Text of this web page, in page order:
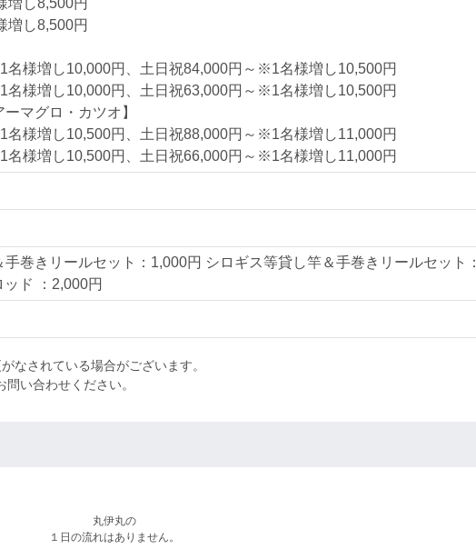
増し8,500円
増し8,500円
名様増し10,000円、土日祝84,000円～※1名様増し10,500円
名様増し10,000円、土日祝63,000円～※1名様増し10,500円
マグロ・カツオ】
名様増し10,500円、土日祝88,000円～※1名様増し11,000円
名様増し10,500円、土日祝66,000円～※1名様増し11,000円
巻きリールセット：1,000円 シロギス等貸し竿＆手巻きリールセット：
ド ：2,000円
なされている場合がございます。
い合わせください。
丸伊丸の
１日の流れはありません。